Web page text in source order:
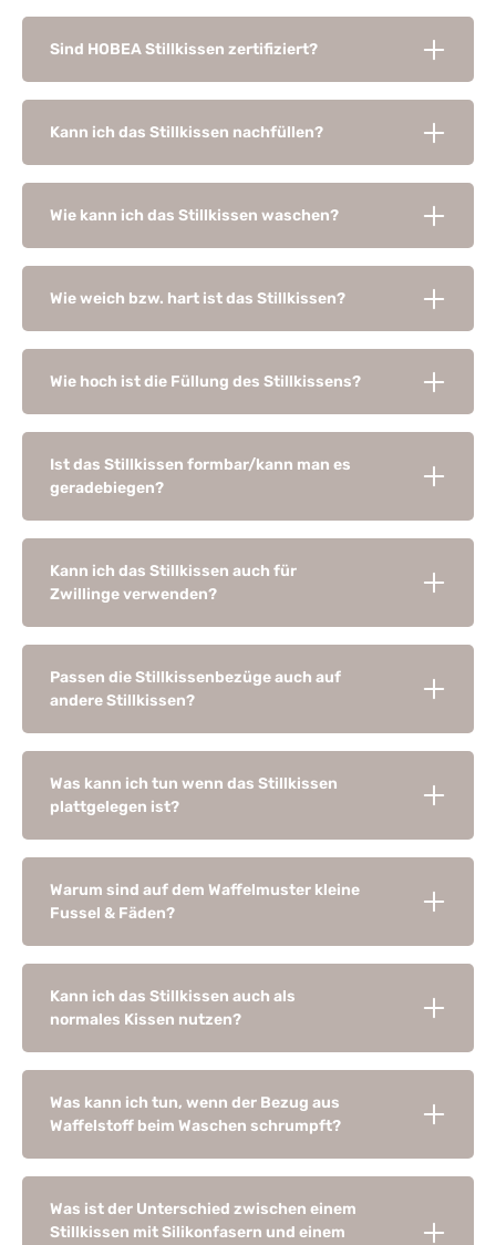
Sind HOBEA Stillkissen zertifiziert?
Kann ich das Stillkissen nachfüllen?
Wie kann ich das Stillkissen waschen?
Wie weich bzw. hart ist das Stillkissen?
Wie hoch ist die Füllung des Stillkissens?
Ist das Stillkissen formbar/kann man es
geradebiegen?
Kann ich das Stillkissen auch für
Zwillinge verwenden?
Passen die Stillkissenbezüge auch auf
andere Stillkissen?
Was kann ich tun wenn das Stillkissen
plattgelegen ist?
Warum sind auf dem Waffelmuster kleine
Fussel & Fäden?
Kann ich das Stillkissen auch als
normales Kissen nutzen?
Was kann ich tun, wenn der Bezug aus
Waffelstoff beim Waschen schrumpft?
Was ist der Unterschied zwischen einem
Stillkissen mit Silikonfasern und einem